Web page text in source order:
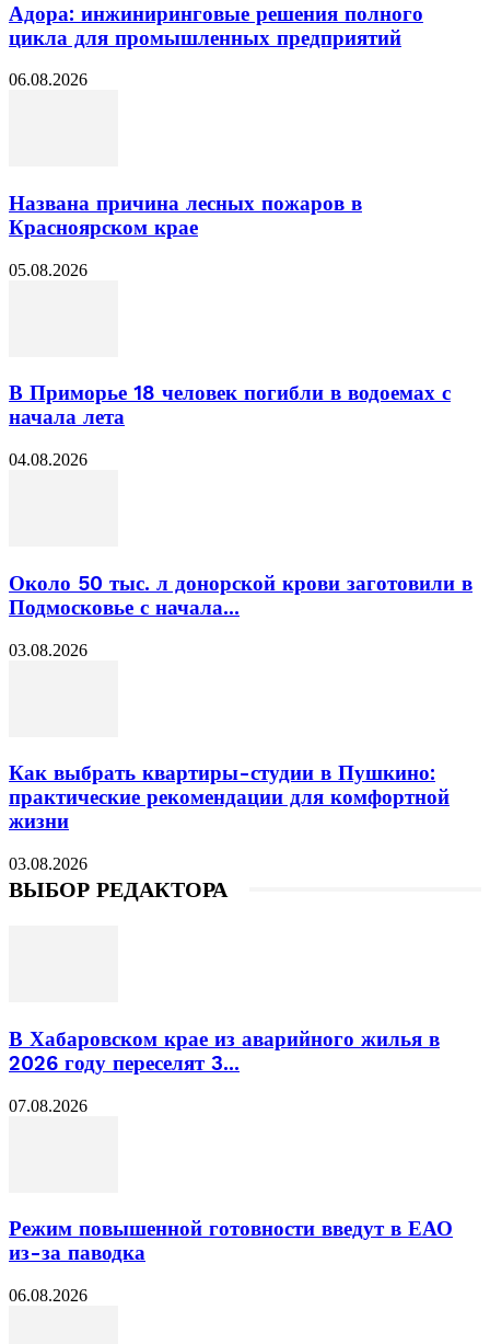
Адора: инжиниринговые решения полного
цикла для промышленных предприятий
06.08.2026
Названа причина лесных пожаров в
Красноярском крае
05.08.2026
В Приморье 18 человек погибли в водоемах с
начала лета
04.08.2026
Около 50 тыс. л донорской крови заготовили в
Подмосковье с начала...
03.08.2026
Как выбрать квартиры-студии в Пушкино:
практические рекомендации для комфортной
жизни
03.08.2026
ВЫБОР РЕДАКТОРА
В Хабаровском крае из аварийного жилья в
2026 году переселят 3...
07.08.2026
Режим повышенной готовности введут в ЕАО
из-за паводка
06.08.2026